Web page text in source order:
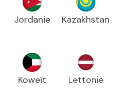
Jordanie Kazakhstan
Koweït Lettonie